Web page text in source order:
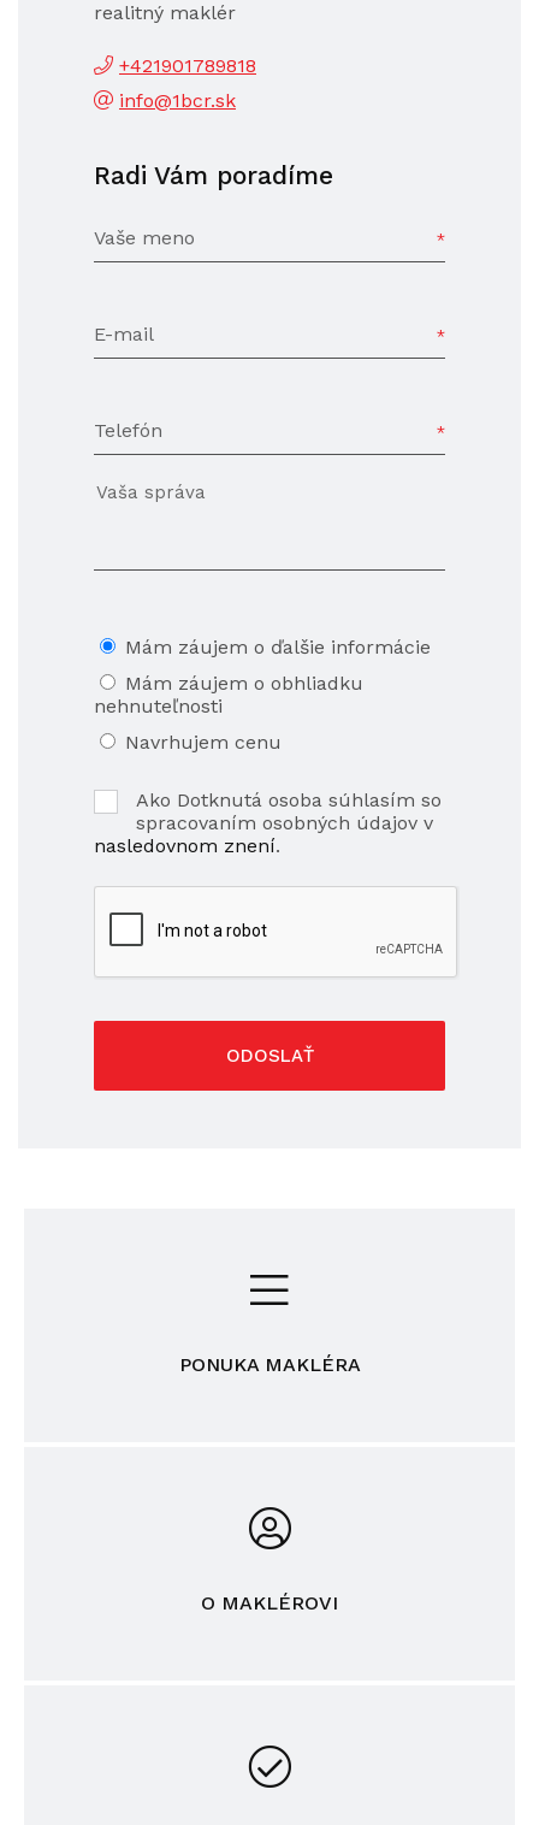
realitný maklér
+421901789818
info@1bcr.sk
Radi Vám poradíme
Vaše meno
E-mail
Telefón
Mám záujem o ďalšie informácie
Mám záujem o obhliadku
nehnuteľnosti
Navrhujem cenu
Ako Dotknutá osoba súhlasím so
spracovaním osobných údajov v
nasledovnom znení.
ODOSLAŤ
PONUKA MAKLÉRA
O MAKLÉROVI